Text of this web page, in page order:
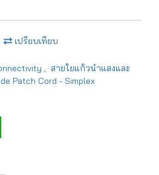
เปรียบเทียบ
, สายใยแก้วนำแสงและ
Patch Cord - Simplex